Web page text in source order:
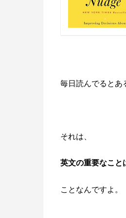
毎日読んでるとあ
それは、
英文の重要なこと
ことなんですよ。